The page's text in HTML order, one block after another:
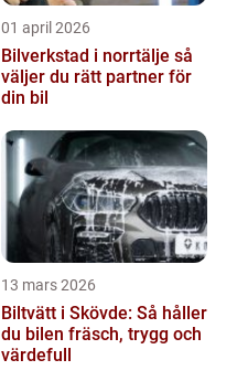
01 april 2026
Bilverkstad i norrtälje så
väljer du rätt partner för
din bil
13 mars 2026
Biltvätt i Skövde: Så håller
du bilen fräsch, trygg och
värdefull